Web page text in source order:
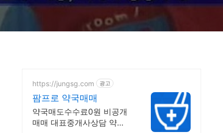
https://jungsg.com 광고
팜프로 약국매매
약국매도수수료0원 비공개
매매 대표중개사상담 약국